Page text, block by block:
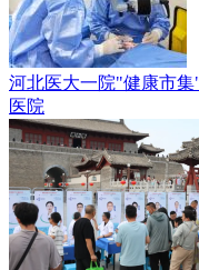
河北医大一院"健康市
医院